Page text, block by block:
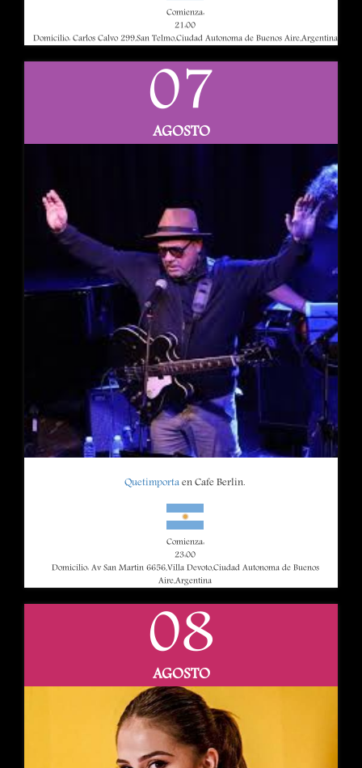
Comienza:
21:00
Domicilio: Carlos Calvo 299,San Telmo,Ciudad Autonoma de Buenos Aire,Argentina
07
AGOSTO
Quetimportaen Cafe Berlin.
Comienza:
23:00
Domicilio: Av San Martin 6656,Villa Devoto,Ciudad Autonoma de Buenos
Aire,Argentina
08
AGOSTO